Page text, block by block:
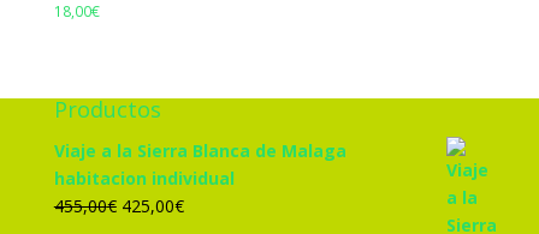
18,00€
Productos
Viaje a la Sierra Blanca de Malaga
habitacion individual
455,00€ El
425,00€El